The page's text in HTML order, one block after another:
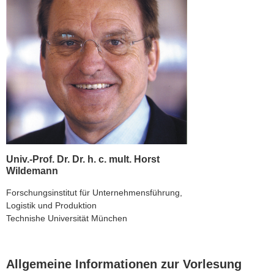
Univ.-Prof. Dr. Dr. h. c. mult. Horst
Wildemann
Forschungsinstitut für Unternehmensführung,
Logistik und Produktion
Technishe Universität München
Allgemeine Informationen zur Vorlesung